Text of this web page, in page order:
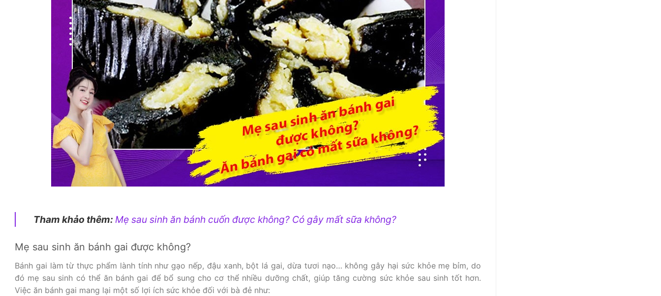
Tham khảo thêm: Mẹ sau sinh ăn bánh cuốn được không? Có gây mất sữa không?
Mẹ sau sinh ăn bánh gai được không?
Bánh gai làm từ thực phẩm lành tính như gạo nếp, đậu xanh, bột lá gai, dừa tươi nạo… không gây hại sức khỏe mẹ bỉm, do
đó mẹ sau sinh có thể ăn bánh gai để bổ sung cho cơ thể nhiều dưỡng chất, giúp tăng cường sức khỏe sau sinh tốt hơn.
Việc ăn bánh gai mang lại một số lợi ích sức khỏe đối với bà đẻ như: